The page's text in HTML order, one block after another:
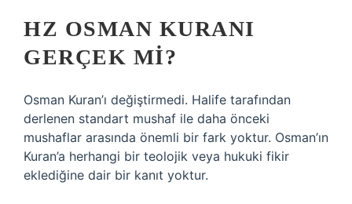
HZ OSMAN KURANI
GERÇEK MI?
Osman Kuran’ı değiştirmedi. Halife tarafından
derlenen standart mushaf ile daha önceki
mushaflar arasında önemli bir fark yoktur. Osman’ın
Kuran’a herhangi bir teolojik veya hukuki fikir
eklediğine dair bir kanıt yoktur.